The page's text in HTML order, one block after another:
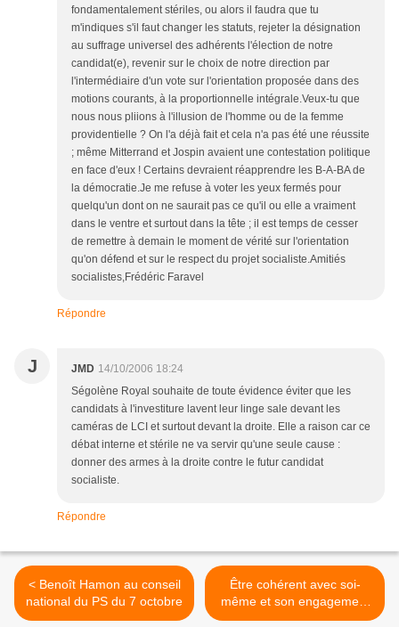
fondamentalement stériles, ou alors il faudra que tu
m'indiques s'il faut changer les statuts, rejeter la désignation
au suffrage universel des adhérents l'élection de notre
candidat(e), revenir sur le choix de notre direction par
l'intermédiaire d'un vote sur l'orientation proposée dans des
motions courants, à la proportionnelle intégrale.Veux-tu que
nous nous pliions à l'illusion de l'homme ou de la femme
providentielle ? On l'a déjà fait et cela n'a pas été une réussite
; même Mitterrand et Jospin avaient une contestation politique
en face d'eux ! Certains devraient réapprendre les B-A-BA de
la démocratie.Je me refuse à voter les yeux fermés pour
quelqu'un dont on ne saurait pas ce qu'il ou elle a vraiment
dans le ventre et surtout dans la tête ; il est temps de cesser
de remettre à demain le moment de vérité sur l'orientation
qu'on défend et sur le respect du projet socialiste.Amitiés
socialistes,Frédéric Faravel
Répondre
J JMD 14/10/2006 18:24
Ségolène Royal souhaite de toute évidence éviter que les
candidats à l'investiture lavent leur linge sale devant les
caméras de LCI et surtout devant la droite. Elle a raison car ce
débat interne et stérile ne va servir qu'une seule cause :
donner des armes à la droite contre le futur candidat
socialiste.
Répondre
< Benoît Hamon au conseil
national du PS du 7 octobre
Être cohérent avec soi-
même et son engagement
social >